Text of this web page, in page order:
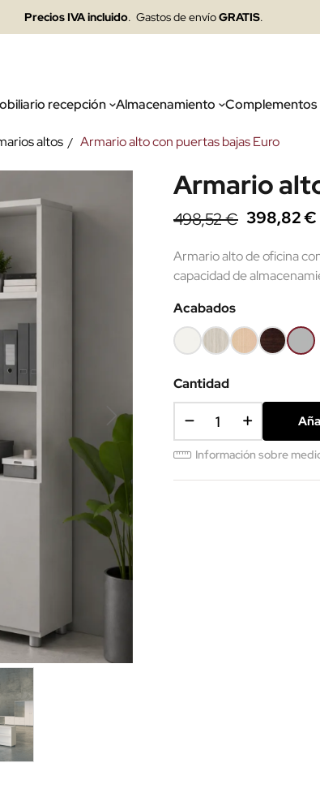
Precios IVA incluido. Gastos de envíoGRATIS.
recepción Almacenamiento Complementos
altos Armario alto con puertas bajas Euro
Armario
498,52 € 398,82 €
Armario alto de oficina
capacidad de
Acabados
BlancoRoble
(EMF)
Haya
(EMF)
Wengué
Gris
claro
Cantidad
Información sobre